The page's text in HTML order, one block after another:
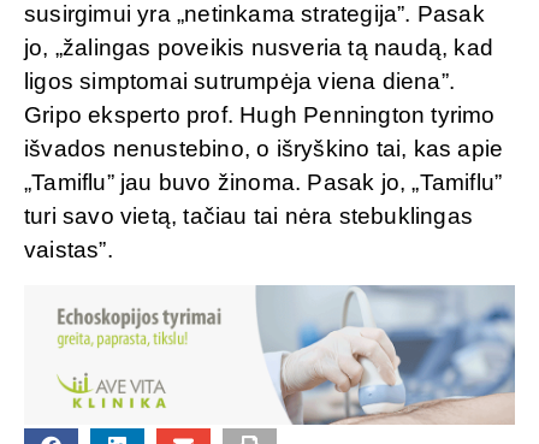
susirgimui yra „netinkama strategija”. Pasak
jo, „žalingas poveikis nusveria tą naudą, kad
ligos simptomai sutrumpėja viena diena”.
Gripo eksperto prof. Hugh Pennington tyrimo
išvados nenustebino, o išryškino tai, kas apie
„Tamiflu” jau buvo žinoma. Pasak jo, „Tamiflu”
turi savo vietą, tačiau tai nėra stebuklingas
vaistas”.